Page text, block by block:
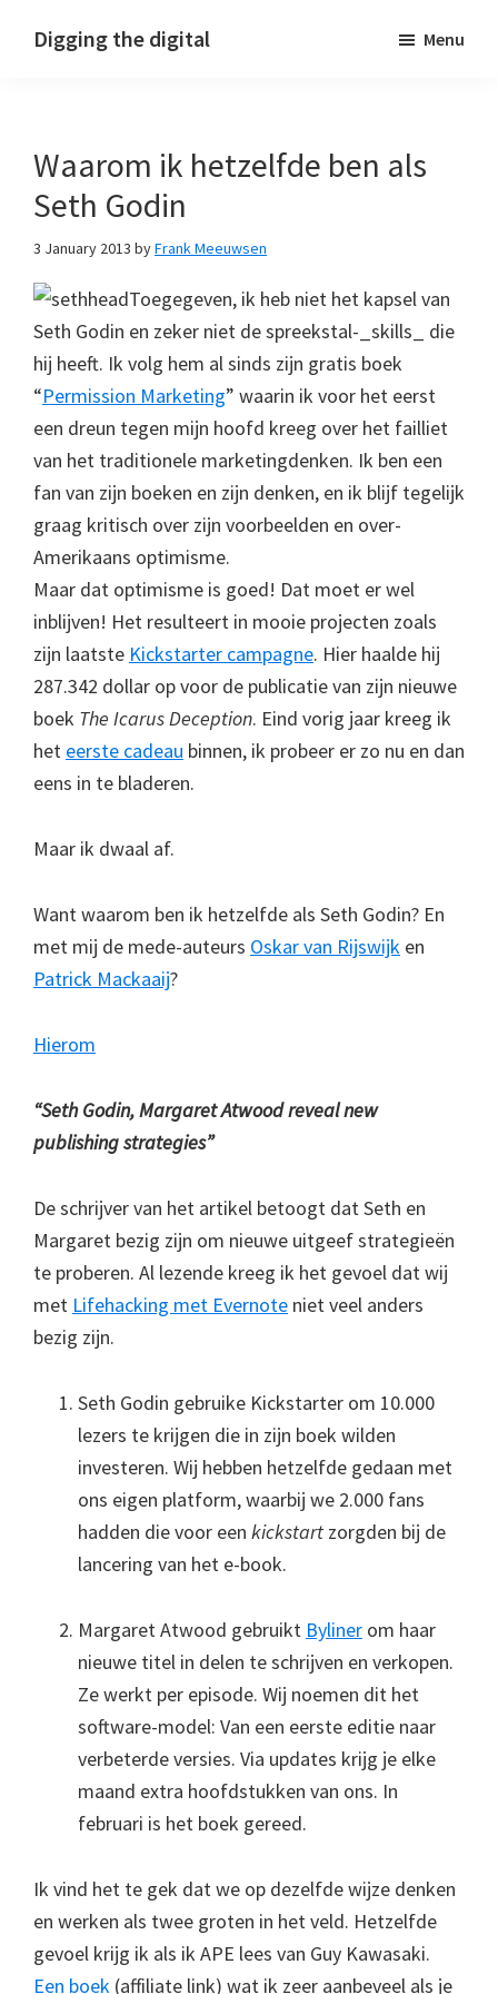
Digging the digital Menu
Waarom ik hetzelfde ben als
Seth Godin
3 January 2013 byFrank Meeuwsen
Toegegeven, ik heb niet het kapsel van
Seth Godin en zeker niet de spreekstal-_skills_ die
hij heeft. Ik volg hem al sinds zijn gratis boek
“Permission Marketing” waarin ik voor het eerst
een dreun tegen mijn hoofd kreeg over het failliet
van het traditionele marketingdenken. Ik ben een
fan van zijn boeken en zijn denken, en ik blijf tegelijk
graag kritisch over zijn voorbeelden en over-
Amerikaans optimisme.
Maar dat optimisme is goed! Dat moet er wel
inblijven! Het resulteert in mooie projecten zoals
zijn laatste Kickstarter campagne. Hier haalde hij
287.342 dollar op voor de publicatie van zijn nieuwe
boek The Icarus Deception. Eind vorig jaar kreeg ik
het eerste cadeau binnen, ik probeer er zo nu en dan
eens in te bladeren.
Maar ik dwaal af.
Want waarom ben ik hetzelfde als Seth Godin? En
met mij de mede-auteurs Oskar van Rijswijk en
Patrick Mackaaij?
Hierom
“Seth Godin, Margaret Atwood reveal new
publishing strategies”
De schrijver van het artikel betoogt dat Seth en
Margaret bezig zijn om nieuwe uitgeef strategieën
te proberen. Al lezende kreeg ik het gevoel dat wij
met Lifehacking met Evernote niet veel anders
bezig zijn.
Seth Godin gebruike Kickstarter om 10.000
lezers te krijgen die in zijn boek wilden
investeren. Wij hebben hetzelfde gedaan met
ons eigen platform, waarbij we 2.000 fans
hadden die voor een kickstart zorgden bij de
lancering van het e-book.
Margaret Atwood gebruikt Byliner om haar
nieuwe titel in delen te schrijven en verkopen.
Ze werkt per episode. Wij noemen dit het
software-model: Van een eerste editie naar
verbeterde versies. Via updates krijg je elke
maand extra hoofdstukken van ons. In
februari is het boek gereed.
Ik vind het te gek dat we op dezelfde wijze denken
en werken als twee groten in het veld. Hetzelfde
gevoel krijg ik als ik APE lees van Guy Kawasaki.
Een boek (affiliate link) wat ik zeer aanbeveel als je